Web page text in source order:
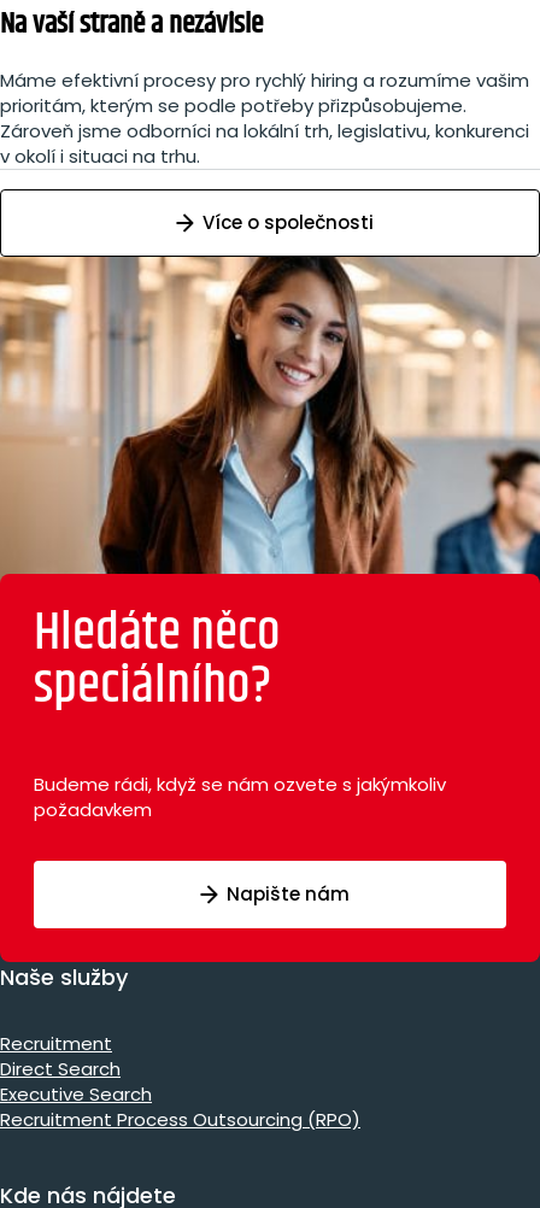
Na vaší straně a nezávisle
Máme efektivní procesy pro rychlý hiring a rozumíme vašim
prioritám, kterým se podle potřeby přizpůsobujeme.
Zároveň jsme odborníci na lokální trh, legislativu, konkurenci
v okolí i situaci na trhu.
Více o společnosti
Hledáte něco
speciálního?
Budeme rádi, když se nám ozvete s jakýmkoliv
požadavkem
Napište nám
Naše služby
Recruitment
Direct Search
Executive Search
Recruitment Process Outsourcing (RPO)
Kde nás nájdete